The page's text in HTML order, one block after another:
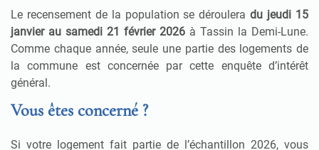
Le recensement de la population se dérouleradu jeudi 15
janvier au samedi 21 février 2026 à Tassin la Demi-Lune.
Comme chaque année, seule une partie des logements de
la commune est concernée par cette enquête d’intérêt
général.
Vous êtes concerné ?
Si votre logement fait partie de l’échantillon 2026, vous